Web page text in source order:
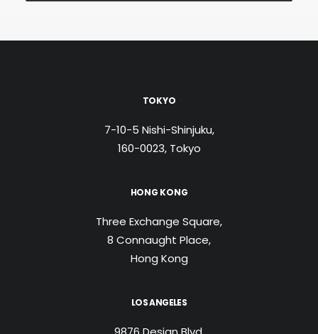
TOKYO
7-10-5 Nishi-Shinjuku,
160-0023, Tokyo
HONG KONG
Three Exchange Square,
8 Connaught Place,
Hong Kong
LOS ANGELES